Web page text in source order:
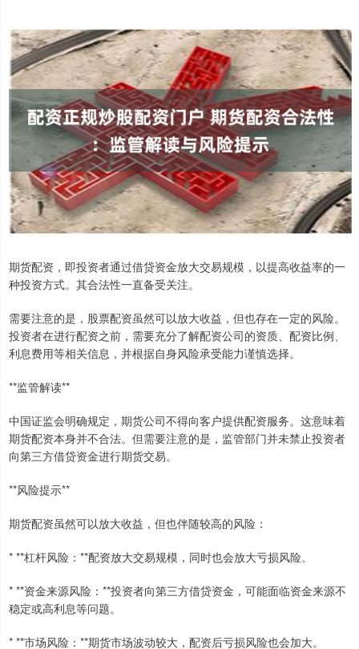
期货配资，即投资者通过借贷资金放大交易规模，以提高收益率的一
种投资方式。其合法性一直备受关注。
需要注意的是，股票配资虽然可以放大收益，但也存在一定的风险。
投资者在进行配资之前，需要充分了解配资公司的资质、配资比例、
利息费用等相关信息，并根据自身风险承受能力谨慎选择。
**监管解读**
中国证监会明确规定，期货公司不得向客户提供配资服务。这意味着
期货配资本身并不合法。但需要注意的是，监管部门并未禁止投资者
向第三方借贷资金进行期货交易。
**风险提示**
期货配资虽然可以放大收益，但也伴随较高的风险：
* **杠杆风险：**配资放大交易规模，同时也会放大亏损风险。
* **资金来源风险：**投资者向第三方借贷资金，可能面临资金来源不
稳定或高利息等问题。
* **市场风险：**期货市场波动较大，配资后亏损风险也会加大。